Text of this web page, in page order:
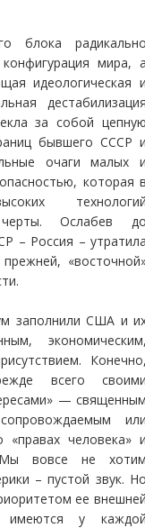
блока
конфигурация мира,
идеологическая
за собой
бывшего СССР
очаги малых
которая
черты. Ослабев
– Россия –
заполнили США и
всего
—
человека»
(Мы вовсе не
– пустой звук.
ее
имеются у